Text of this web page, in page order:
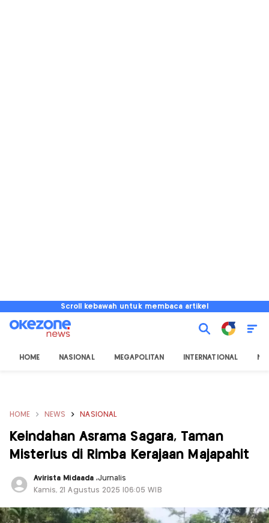
Scroll kebawah untuk membaca artikel
HOME NASIONAL MEGAPOLITAN INTERNATIONAL
HOME NEWS NASIONAL
Keindahan Asrama Sagara, Taman
Misterius di Rimba Kerajaan Majapahit
Avirista Midaada ,Jurnalis
Kamis, 21 Agustus 2025 |06:05 WIB